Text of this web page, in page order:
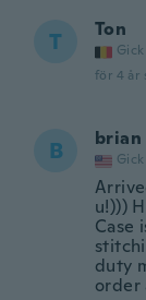
T Ton
för 4 år
B brian
u!)))
Case
duty
order